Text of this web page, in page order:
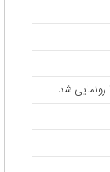
رونمایی شد